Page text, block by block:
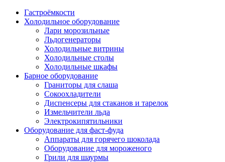
Гастроёмкости
Холодильное оборудование
Лари морозильные
Льдогенераторы
Холодильные витрины
Холодильные столы
Холодильные шкафы
Барное оборудование
Граниторы для слаша
Сокоохладители
Диспенсеры для стаканов и тарелок
Измельчители льда
Электрокипятильники
Оборудование для фаст-фуда
Аппараты для горячего шоколада
Оборудование для мороженого
Грили для шаурмы